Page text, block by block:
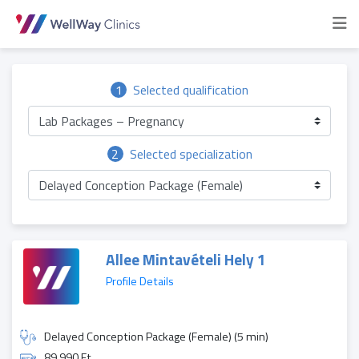
1 Selected qualification
Lab Packages – Pregnancy
2
Selected specialization
Delayed Conception Package (Female)
Allee Mintavételi Hely 1
Profile Details
Delayed Conception Package (Female) (5 min)